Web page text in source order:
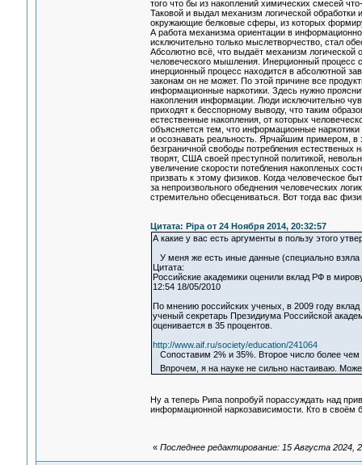
того что бы из накоплений химических смесей
Таковой и выдал механизм логической
окружающие белковые сферы, из которых
А работа механизма ориентации в
исключительно только мыслетворчество, стал
Абсолютно всё, что выдаёт механизм логической
человеческого мышления. Инерционный процесс
инерционный процесс находится в абсолютной
законам он не может. По этой причине все
информационные наркотики. Здесь нужно
накопления информации. Люди исключительно
приходят к бесспорному выводу, что таким
естественные накопления, от которых
объясняется тем, что информационные
и осознавать реальность. Ярчайшим примером, в
безграничной свободы потребления естественых
творят, США своей преступной политикой,
увеличение скорости потебления накопленых
призвать к этому физиков. Когда человеческое
за непроизвольного обеднения человеческих
стремительно обесцениваться. Вот тогда вас
Цитата: Pipa от 24 Ноября 2014, 20:32:57
А какие у вас есть аргументы в пользу этого
У меня же есть иные данные (специально взяла
Цитата:
Российские академики оценили вклад РФ в
12:54 18/05/2010
По мнению российских ученых, в 2009 году
ученый секретарь Президиума Российской
оценивается в 35 процентов.
http://www.aif.ru/society/education/241064
Сопоставим 2% и 35%. Второе число более чем
Впрочем, я на науке не сильно настаиваю.
Ну а теперь Рипа попробуй порассуждать над
информационной наркозависимости. Кто в своём
« Последнее редактирование: 15 Августа 2024,